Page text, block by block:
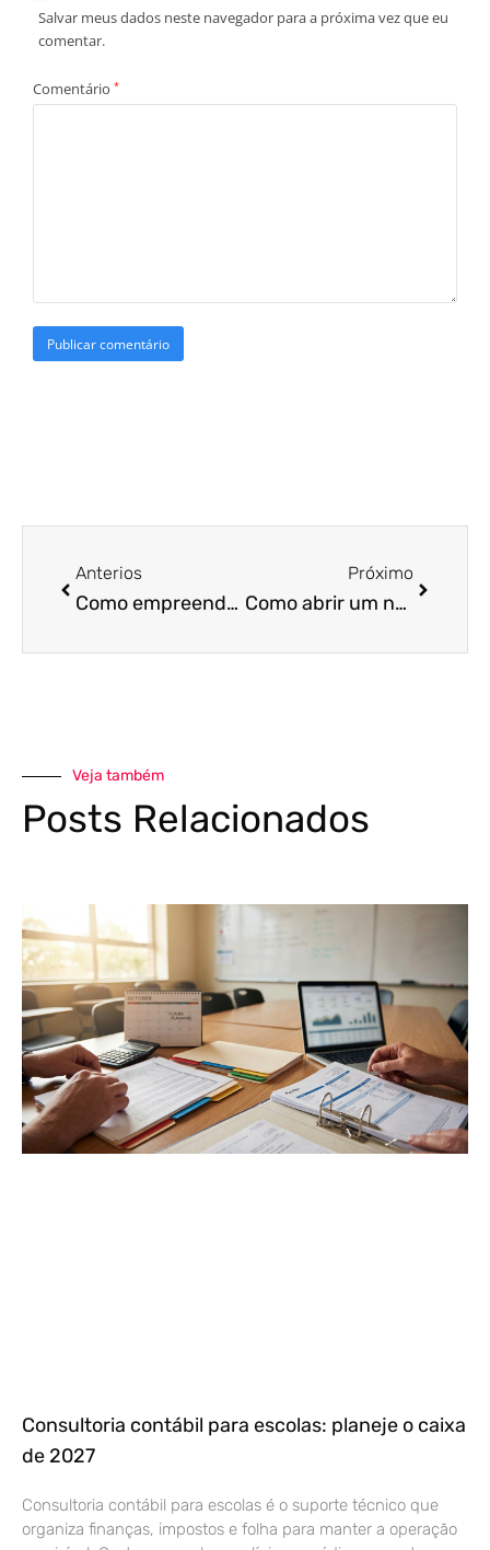
Salvar meus dados neste navegador para a próxima vez que eu
comentar.
Comentário *
Anterios
Como empreender em Goiás? Descubra agora!
Próximo
Como abrir um negócio em Goiás: guia passo a passo!
Veja também
Posts Relacionados
Consultoria contábil para escolas: planeje o caixa
de 2027
Consultoria contábil para escolas é o suporte técnico que
organiza finanças, impostos e folha para manter a operação